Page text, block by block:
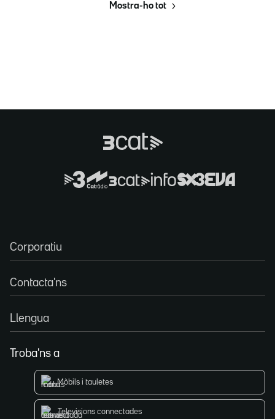
Mostra-ho tot
Corporatiu
Contacta'ns
Llengua
Troba'ns a
Mòbils i tauletes
Televisions connectades